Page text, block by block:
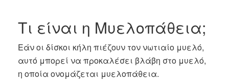
Τι είναι η Μυελοπάθεια;
Εάν οι δίσκοι κήλη πιέζουν τον νωτιαίο μυελό,
αυτό μπορεί να προκαλέσει βλάβη στο μυελό,
η οποία ονομάζεται μυελοπάθεια.